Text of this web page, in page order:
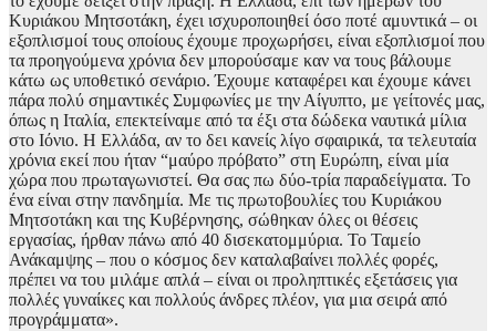
Κυριάκου Μητσοτάκη, έχει ισχυροποιηθεί όσο ποτέ αμυντικά – οι
εξοπλισμοί τους οποίους έχουμε προχωρήσει, είναι εξοπλισμοί που
τα προηγούμενα χρόνια δεν μπορούσαμε καν να τους βάλουμε
κάτω ως υποθετικό σενάριο. Έχουμε καταφέρει και έχουμε κάνει
πάρα πολύ σημαντικές Συμφωνίες με την Αίγυπτο, με γείτονές μας,
όπως η Ιταλία, επεκτείναμε από τα έξι στα δώδεκα ναυτικά μίλια
στο Ιόνιο. Η Ελλάδα, αν το δει κανείς λίγο σφαιρικά, τα τελευταία
χρόνια εκεί που ήταν “μαύρο πρόβατο” στη Ευρώπη, είναι μία
χώρα που πρωταγωνιστεί. Θα σας πω δύο-τρία παραδείγματα. Το
ένα είναι στην πανδημία. Με τις πρωτοβουλίες του Κυριάκου
Μητσοτάκη και της Κυβέρνησης, σώθηκαν όλες οι θέσεις
εργασίας, ήρθαν πάνω από 40 δισεκατομμύρια. Το Ταμείο
Ανάκαμψης – που ο κόσμος δεν καταλαβαίνει πολλές φορές,
πρέπει να του μιλάμε απλά – είναι οι προληπτικές εξετάσεις για
πολλές γυναίκες και πολλούς άνδρες πλέον, για μια σειρά από
προγράμματα».